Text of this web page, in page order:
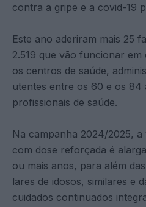
contra a gripe e a covid-19
Este ano aderiram mais 25
2.519 que vão funcionar
os centros de saúde,
utentes entre os 60 e os 84
profissionais de saúde.
Na campanha 2024/2025,
com dose reforçada é
ou mais anos, para além
lares de idosos, similares e
cuidados continuados